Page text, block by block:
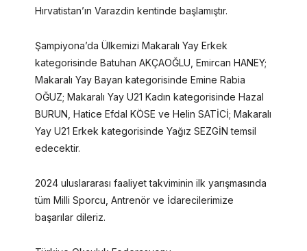
Hırvatistan’ın Varazdin kentinde başlamıştır.
Şampiyona’da Ülkemizi Makaralı Yay Erkek
kategorisinde Batuhan AKÇAOĞLU, Emircan HANEY;
Makaralı Yay Bayan kategorisinde Emine Rabia
OĞUZ; Makaralı Yay U21 Kadın kategorisinde Hazal
BURUN, Hatice Efdal KÖSE ve Helin SATİCİ; Makaralı
Yay U21 Erkek kategorisinde Yağız SEZGİN temsil
edecektir.
2024 uluslararası faaliyet takviminin ilk yarışmasında
tüm Milli Sporcu, Antrenör ve İdarecilerimize
başarılar dileriz.